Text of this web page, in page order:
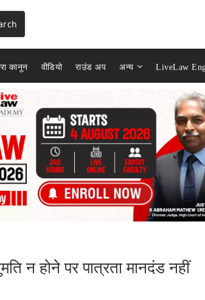
कानून वीडियो राउंड अप अन्य LiveLaw
न होने पर पात्रता मानदंड नहीं